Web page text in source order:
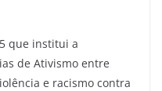
que institui a
de Ativismo entre
e racismo contra